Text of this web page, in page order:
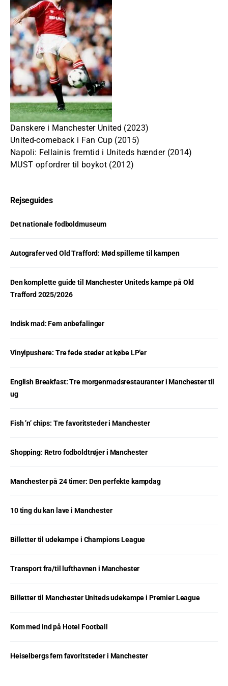
Danskere i Manchester United (2023)
United-comeback i Fan Cup (2015)
Napoli: Fellainis fremtid i Uniteds hænder (2014)
MUST opfordrer til boykot (2012)
Rejseguides
Det nationale fodboldmuseum
Autografer ved Old Trafford: Mød spillerne til kampen
Den komplette guide til Manchester Uniteds kampe på Old
Trafford 2025/2026
Indisk mad: Fem anbefalinger
Vinylpushere: Tre fede steder at købe LP’er
English Breakfast: Tre morgenmadsrestauranter i Manchester til
ug
Fish ’n’ chips: Tre favoritsteder i Manchester
Shopping: Retro fodboldtrøjer i Manchester
Manchester på 24 timer: Den perfekte kampdag
10 ting du kan lave i Manchester
Billetter til udekampe i Champions League
Transport fra/til lufthavnen i Manchester
Billetter til Manchester Uniteds udekampe i Premier League
Kom med ind på Hotel Football
Heiselbergs fem favoritsteder i Manchester